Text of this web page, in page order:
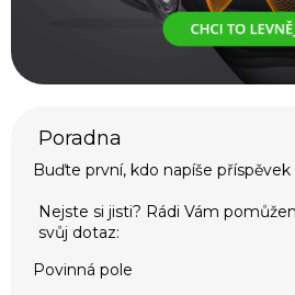
Buďte první, kdo napíše
Povinná pole